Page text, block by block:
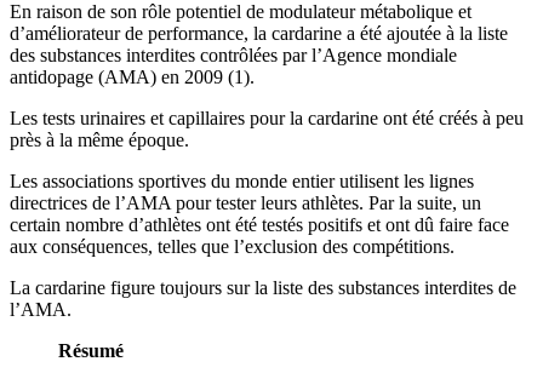
En raison de son rôle potentiel de modulateur métabolique et
d’améliorateur de performance, la cardarine a été ajoutée à la liste
des substances interdites contrôlées par l’Agence mondiale
antidopage (AMA) en 2009 (1).
Les tests urinaires et capillaires pour la cardarine ont été créés à peu
près à la même époque.
Les associations sportives du monde entier utilisent les lignes
directrices de l’AMA pour tester leurs athlètes. Par la suite, un
certain nombre d’athlètes ont été testés positifs et ont dû faire face
aux conséquences, telles que l’exclusion des compétitions.
La cardarine figure toujours sur la liste des substances interdites de
l’AMA.
Résumé